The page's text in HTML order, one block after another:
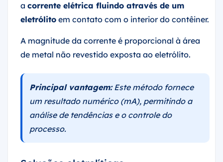
a corrente elétrica fluindo através de um
eletrólito em contato com o interior do contêiner.
A magnitude da corrente é proporcional à área
de metal não revestido exposta ao eletrólito.
Principal vantagem:Este método fornece
um resultado numérico (mA), permitindo a
análise de tendências e o controle do
processo.